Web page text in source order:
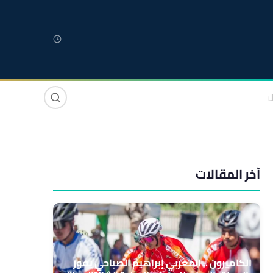
صوت وصورة
آخر المقالات
الكاميرون .. المغربي إبراهيم الصباحي يفوز